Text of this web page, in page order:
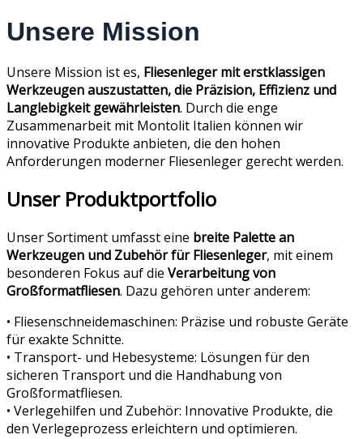
Unsere Mission
Unsere Mission ist es, Fliesenleger mit erstklassigen
Werkzeugen auszustatten, die Präzision, Effizienz und
Langlebigkeit gewährleisten. Durch die enge
Zusammenarbeit mit Montolit Italien können wir
innovative Produkte anbieten, die den hohen
Anforderungen moderner Fliesenleger gerecht werden.
Unser Produktportfolio
Unser Sortiment umfasst eine breite Palette an
Werkzeugen und Zubehör für Fliesenleger, mit einem
besonderen Fokus auf die Verarbeitung von
Großformatfliesen. Dazu gehören unter anderem:
• Fliesenschneidemaschinen: Präzise und robuste Geräte
für exakte Schnitte.
• Transport- und Hebesysteme: Lösungen für den
sicheren Transport und die Handhabung von
Großformatfliesen.
• Verlegehilfen und Zubehör: Innovative Produkte, die
den Verlegeprozess erleichtern und optimieren.